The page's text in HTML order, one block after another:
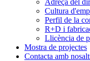
Adreça del
Cultura
Perfil de la
R+D i
Llicència de
Mostra de projectes
Contacta amb